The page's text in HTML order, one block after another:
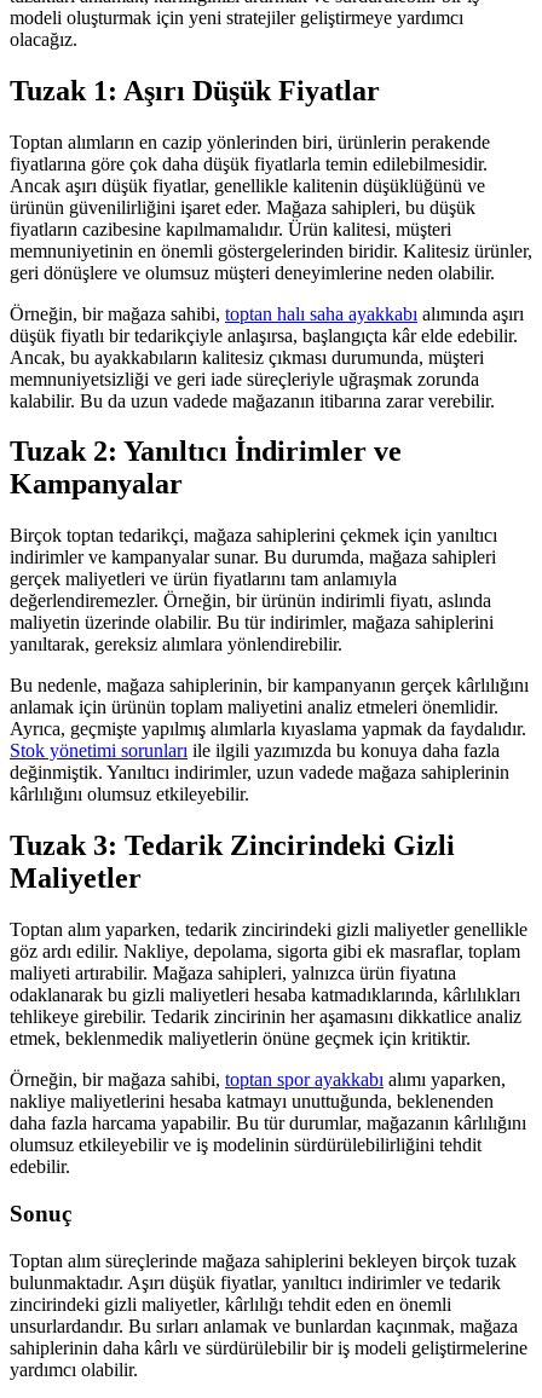
modeli oluşturmak için yeni stratejiler geliştirmeye yardımcı
olacağız.
Tuzak 1: Aşırı Düşük Fiyatlar
Toptan alımların en cazip yönlerinden biri, ürünlerin perakende
fiyatlarına göre çok daha düşük fiyatlarla temin edilebilmesidir.
Ancak aşırı düşük fiyatlar, genellikle kalitenin düşüklüğünü ve
ürünün güvenilirliğini işaret eder. Mağaza sahipleri, bu düşük
fiyatların cazibesine kapılmamalıdır. Ürün kalitesi, müşteri
memnuniyetinin en önemli göstergelerinden biridir. Kalitesiz ürünler,
geri dönüşlere ve olumsuz müşteri deneyimlerine neden olabilir.
Örneğin, bir mağaza sahibi, toptan halı saha ayakkabı alımında aşırı
düşük fiyatlı bir tedarikçiyle anlaşırsa, başlangıçta kâr elde edebilir.
Ancak, bu ayakkabıların kalitesiz çıkması durumunda, müşteri
memnuniyetsizliği ve geri iade süreçleriyle uğraşmak zorunda
kalabilir. Bu da uzun vadede mağazanın itibarına zarar verebilir.
Tuzak 2: Yanıltıcı İndirimler ve
Kampanyalar
Birçok toptan tedarikçi, mağaza sahiplerini çekmek için yanıltıcı
indirimler ve kampanyalar sunar. Bu durumda, mağaza sahipleri
gerçek maliyetleri ve ürün fiyatlarını tam anlamıyla
değerlendiremezler. Örneğin, bir ürünün indirimli fiyatı, aslında
maliyetin üzerinde olabilir. Bu tür indirimler, mağaza sahiplerini
yanıltarak, gereksiz alımlara yönlendirebilir.
Bu nedenle, mağaza sahiplerinin, bir kampanyanın gerçek kârlılığını
anlamak için ürünün toplam maliyetini analiz etmeleri önemlidir.
Ayrıca, geçmişte yapılmış alımlarla kıyaslama yapmak da faydalıdır.
Stok yönetimi sorunları ile ilgili yazımızda bu konuya daha fazla
değinmiştik. Yanıltıcı indirimler, uzun vadede mağaza sahiplerinin
kârlılığını olumsuz etkileyebilir.
Tuzak 3: Tedarik Zincirindeki Gizli
Maliyetler
Toptan alım yaparken, tedarik zincirindeki gizli maliyetler genellikle
göz ardı edilir. Nakliye, depolama, sigorta gibi ek masraflar, toplam
maliyeti artırabilir. Mağaza sahipleri, yalnızca ürün fiyatına
odaklanarak bu gizli maliyetleri hesaba katmadıklarında, kârlılıkları
tehlikeye girebilir. Tedarik zincirinin her aşamasını dikkatlice analiz
etmek, beklenmedik maliyetlerin önüne geçmek için kritiktir.
Örneğin, bir mağaza sahibi, toptan spor ayakkabı alımı yaparken,
nakliye maliyetlerini hesaba katmayı unuttuğunda, beklenenden
daha fazla harcama yapabilir. Bu tür durumlar, mağazanın kârlılığını
olumsuz etkileyebilir ve iş modelinin sürdürülebilirliğini tehdit
edebilir.
Sonuç
Toptan alım süreçlerinde mağaza sahiplerini bekleyen birçok tuzak
bulunmaktadır. Aşırı düşük fiyatlar, yanıltıcı indirimler ve tedarik
zincirindeki gizli maliyetler, kârlılığı tehdit eden en önemli
unsurlardandır. Bu sırları anlamak ve bunlardan kaçınmak, mağaza
sahiplerinin daha kârlı ve sürdürülebilir bir iş modeli geliştirmelerine
yardımcı olabilir.